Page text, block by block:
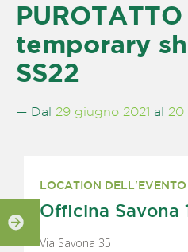
temporary
SS22
— Dal 29 giugno 2021 al 20
LOCATION DELL'EVENTO
Officina Savona 1
Via Savona 35